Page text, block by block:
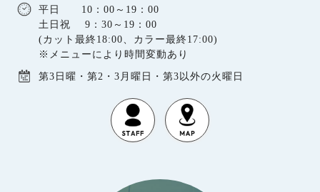
平日 10：00～19：00
土日祝 9：30～19：00
(カット最終18:00、カラー最終17:00)
※メニューにより時間変動あり
第3日曜・第2・3月曜日・第3以外の火曜日